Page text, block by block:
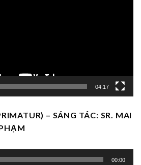
04:17
– SÁNG TÁC: SR. MAI
00:00